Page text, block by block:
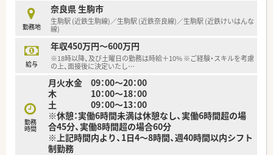
■地域密着型で常にお客様、患者様目線で業務に取り組まれてい
ます。
■地域でのお祭りや行事などにも積極的に参加し、
介護施設や老人団体・介護職種への講演活動や自治会と
共催でのお薬相談会なども、積極的に行い、
地域貢献にも力を入れております。
《こんな方にオススメ》
■ラストでも18時迄の勤務になるので働きながら、
家庭との両立を大切にされたい方。
■地域貢献に携わりたい方。
■お客様としっかりコミュニケーションを取りながら
就業されたい方。
■外来と在宅業務の両方を学びたい方。
勤務地
奈良県 生駒市
生駒駅 (近鉄生駒線)／生駒駅 (近鉄奈良線)／生駒駅 (近鉄けいはんな
線)
給与
年収450万円～600万円
※18時以降、及び土曜日の勤務は時給＋10% ※ご経験・スキルを考慮
の上、面接後に決定いたし…
勤務
時間
月火水金 09：00～20：00
木 10：00～18：00
土 09：00～13：00
※休憩：実働6時間未満は休憩なし、実働6時間超の場
合45分、実働8時間超の場合60分
※上記時間内より、1日4～8時間、週40時間以内シフト
制勤務